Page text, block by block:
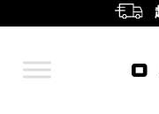
主导航